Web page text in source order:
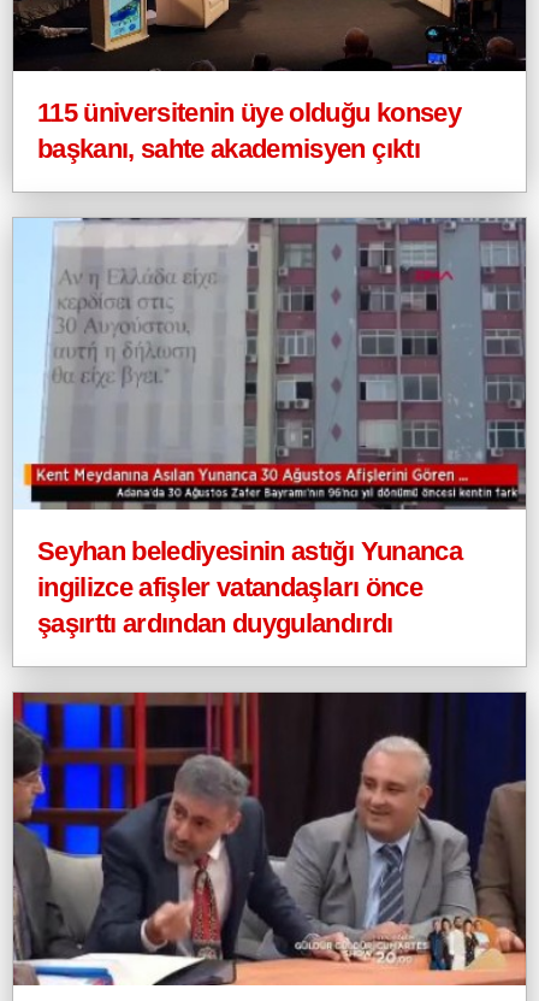
115 üniversitenin üye olduğu konsey
başkanı, sahte akademisyen çıktı
Seyhan belediyesinin astığı Yunanca
ingilizce afişler vatandaşları önce
şaşırttı ardından duygulandırdı